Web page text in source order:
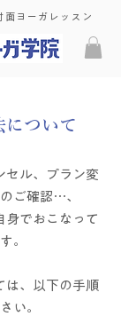
ヨーガレッスン
について
セル、プラン変
ご確認…、
身でおこなって
。
は、以下の手順
い。